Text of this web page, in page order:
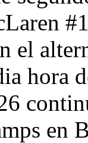
el
hora
en